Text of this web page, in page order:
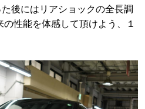
後にはリアショックの全長調
性能を体感して頂けよう、１